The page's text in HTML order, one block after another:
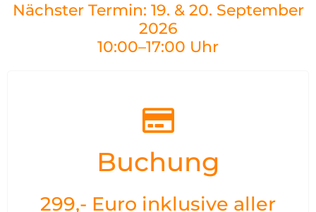
Nächster Termin: 19. & 20. September
2026
10:00–17:00 Uhr
Buchung
299,- Euro inklusive aller